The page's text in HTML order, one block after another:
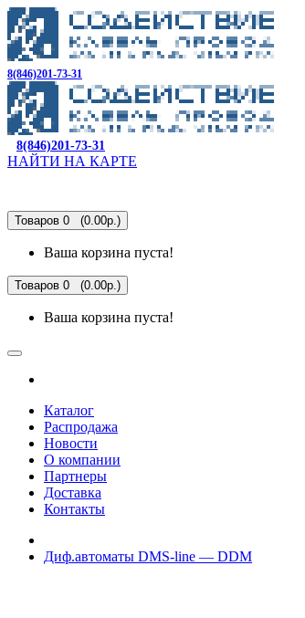
8(846)201-73-31
8(846)201-73-31
НАЙТИ НА КАРТЕ
Товаров 0 (0.00р.)
Ваша корзина пуста!
Товаров 0 (0.00р.)
Ваша корзина пуста!
Каталог
Распродажа
Новости
О компании
Партнеры
Доставка
Контакты
Диф.автоматы DMS-line — DDM